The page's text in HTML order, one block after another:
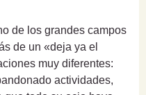
de los grandes campos
de un «deja ya el
muy diferentes:
actividades,